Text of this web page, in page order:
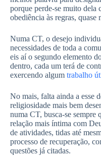
porque perde-se muito dela
obediência às regras, quase
Numa CT, o desejo
necessidades de toda a
eis aí o segundo elemento
dentro, cada um terá de
exercendo algum trabalho
No mais, falta ainda a esse
religiosidade mais bem
numa CT, busca-se sempre
relação mais íntima com
de atividades, tidas até
processo de recuperação,
questões já citadas.